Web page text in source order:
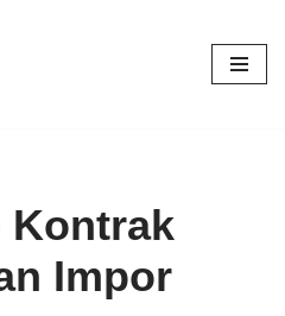
Kontrak
Impor